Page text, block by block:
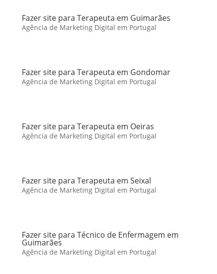
Fazer site para Terapeuta em Guimarães
Agência de Marketing Digital em Portugal
Fazer site para Terapeuta em Gondomar
Agência de Marketing Digital em Portugal
Fazer site para Terapeuta em Oeiras
Agência de Marketing Digital em Portugal
Fazer site para Terapeuta em Seixal
Agência de Marketing Digital em Portugal
Fazer site para Técnico de Enfermagem em
Guimarães
Agência de Marketing Digital em Portugal